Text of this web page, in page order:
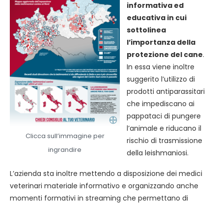
Clicca sull’immagine per
ingrandire
informativa ed
educativa in cui
sottolinea
l’importanza della
protezione del cane.
In essa viene inoltre
suggerito l’utilizzo di
prodotti antiparassitari
che impediscano ai
pappataci di pungere
l’animale e riducano il
rischio di trasmissione
della leishmaniosi.
L’azienda sta inoltre mettendo a disposizione dei medici
veterinari materiale informativo e organizzando anche
momenti formativi in streaming che permettano di